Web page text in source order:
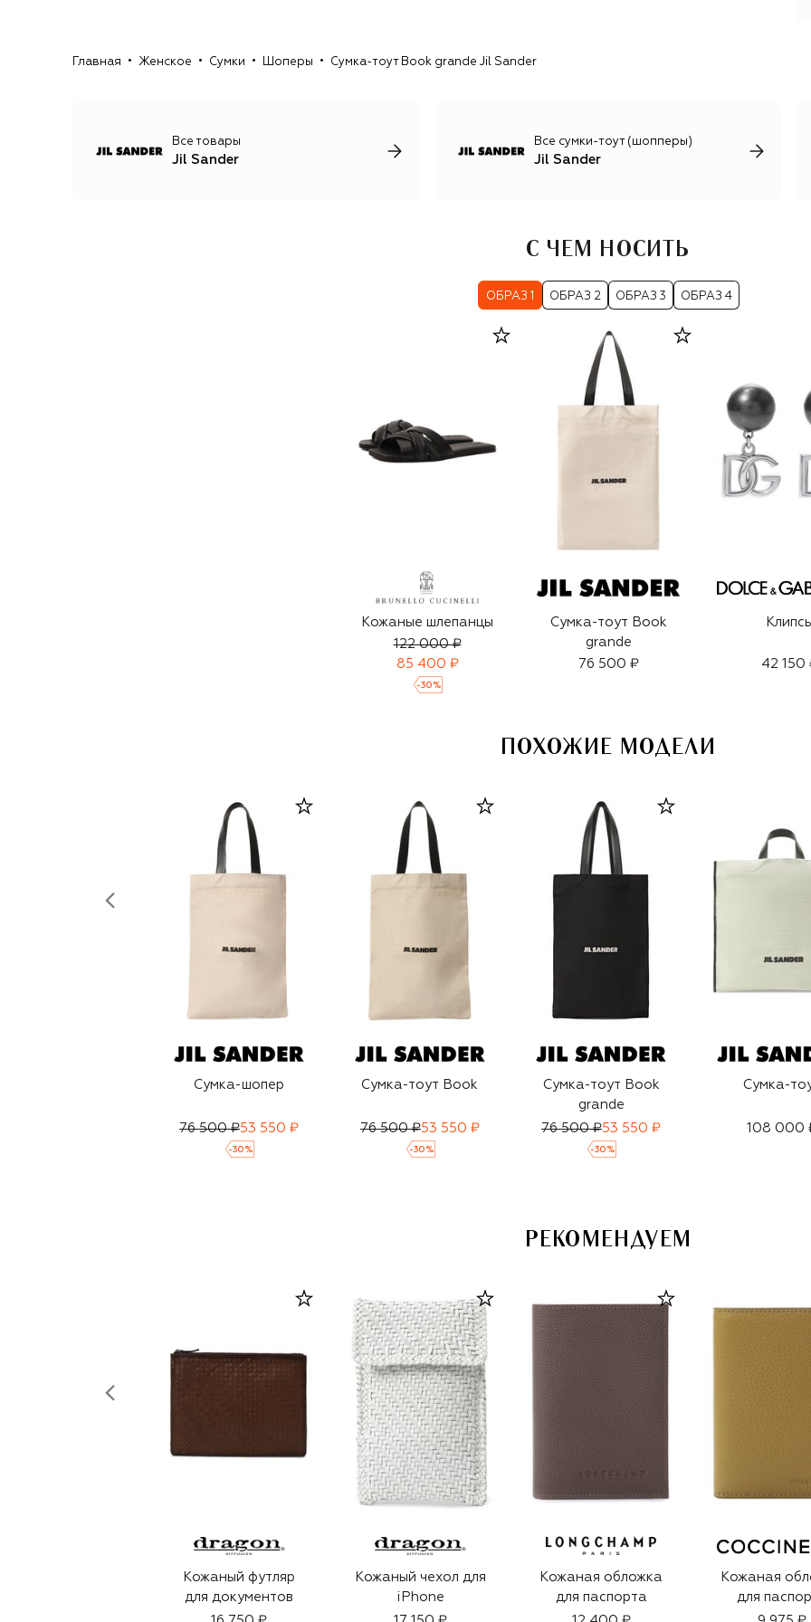
экологичным. Основу коллекций одежды составляют
Главная Женское Сумки Шоперы Сумка-тоут Book grande Jil Sander
Все товары
Jil Sander
Все сумки-тоут (шопперы)
Jil Sander
С ЧЕМ НОСИТЬ
ОБРАЗ 1 ОБРАЗ 2 ОБРАЗ 3 ОБРАЗ 4
Кожаные шлепанцы
122 000 ₽
85 400 ₽
-30 %
Сумка-тоут Book
grande
76 500 ₽
42 150
ПОХОЖИЕ МОДЕЛИ
Сумка-шопер
76 500 ₽53 550 ₽
-30 %
Сумка-тоут Book
76 500 ₽53 550 ₽
-30 %
Сумка-тоут Book
grande
76 500 ₽53 550 ₽
-30 %
Сумка-
108 000
РЕКОМЕНДУЕМ
Кожаный футляр
для документов
Кожаный чехол для
iPhone
Кожаная обложка
для паспорта
Кожаная
для